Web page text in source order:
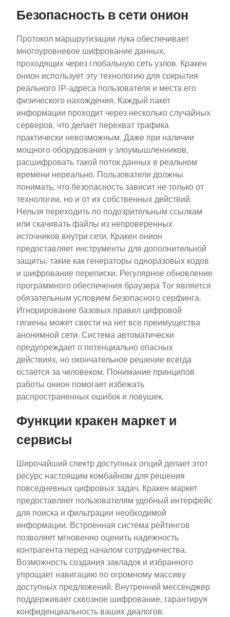
Безопасность в сети онион
Протокол маршрутизации лука обеспечивает
многоуровневое шифрование данных,
проходящих через глобальную сеть узлов. Кракен
онион использует эту технологию для сокрытия
реального IP-адреса пользователя и места его
физического нахождения. Каждый пакет
информации проходит через несколько случайных
серверов, что делает перехват трафика
практически невозможным. Даже при наличии
мощного оборудования у злоумышленников,
расшифровать такой поток данных в реальном
времени нереально. Пользователи должны
понимать, что безопасность зависит не только от
технологии, но и от их собственных действий.
Нельзя переходить по подозрительным ссылкам
или скачивать файлы из непроверенных
источников внутри сети. Кракен онион
предоставляет инструменты для дополнительной
защиты, такие как генераторы одноразовых кодов
и шифрование переписки. Регулярное обновление
программного обеспечения браузера Tor является
обязательным условием безопасного серфинга.
Игнорирование базовых правил цифровой
гигиены может свести на нет все преимущества
анонимной сети. Система автоматически
предупреждает о потенциально опасных
действиях, но окончательное решение всегда
остается за человеком. Понимание принципов
работы онион помогает избежать
распространенных ошибок и ловушек.
Функции кракен маркет и
сервисы
Широчайший спектр доступных опций делает этот
ресурс настоящим комбайном для решения
повседневных цифровых задач. Кракен маркет
предоставляет пользователям удобный интерфейс
для поиска и фильтрации необходимой
информации. Встроенная система рейтингов
позволяет мгновенно оценить надежность
контрагента перед началом сотрудничества.
Возможность создания закладок и избранного
упрощает навигацию по огромному массиву
доступных предложений. Внутренний мессенджер
поддерживает сквозное шифрование, гарантируя
конфиденциальность ваших диалогов.